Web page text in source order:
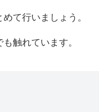
て行いましょう。
も触れています。